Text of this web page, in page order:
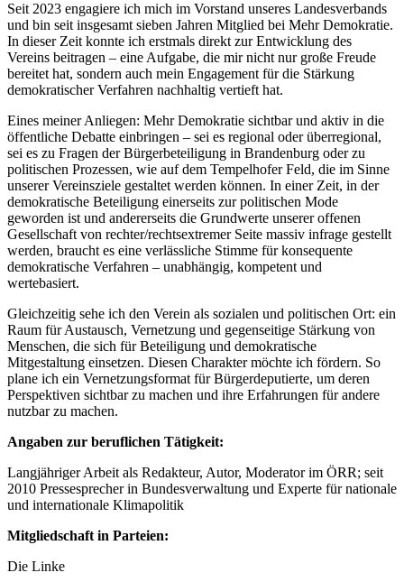
Seit 2023 engagiere ich mich im Vorstand unseres Landesverbands
und bin seit insgesamt sieben Jahren Mitglied bei Mehr Demokratie.
In dieser Zeit konnte ich erstmals direkt zur Entwicklung des
Vereins beitragen – eine Aufgabe, die mir nicht nur große Freude
bereitet hat, sondern auch mein Engagement für die Stärkung
demokratischer Verfahren nachhaltig vertieft hat.
Eines meiner Anliegen: Mehr Demokratie sichtbar und aktiv in die
öffentliche Debatte einbringen – sei es regional oder überregional,
sei es zu Fragen der Bürgerbeteiligung in Brandenburg oder zu
politischen Prozessen, wie auf dem Tempelhofer Feld, die im Sinne
unserer Vereinsziele gestaltet werden können. In einer Zeit, in der
demokratische Beteiligung einerseits zur politischen Mode
geworden ist und andererseits die Grundwerte unserer offenen
Gesellschaft von rechter/rechtsextremer Seite massiv infrage gestellt
werden, braucht es eine verlässliche Stimme für konsequente
demokratische Verfahren – unabhängig, kompetent und
wertebasiert.
Gleichzeitig sehe ich den Verein als sozialen und politischen Ort: ein
Raum für Austausch, Vernetzung und gegenseitige Stärkung von
Menschen, die sich für Beteiligung und demokratische
Mitgestaltung einsetzen. Diesen Charakter möchte ich fördern. So
plane ich ein Vernetzungsformat für Bürgerdeputierte, um deren
Perspektiven sichtbar zu machen und ihre Erfahrungen für andere
nutzbar zu machen.
Angaben zur beruflichen Tätigkeit:
Langjähriger Arbeit als Redakteur, Autor, Moderator im ÖRR; seit
2010 Pressesprecher in Bundesverwaltung und Experte für nationale
und internationale Klimapolitik
Mitgliedschaft in Parteien:
Die Linke